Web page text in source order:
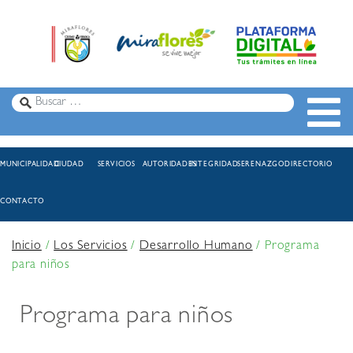
MUNICIPALIDADCIUDAD SERVICIOS AUTORIDADESINTEGRIDADSERENAZGODIRECTORIO
CONTACTO
Inicio/Los Servicios/Desarrollo Humano/ Programa
para niños
Programa para niños